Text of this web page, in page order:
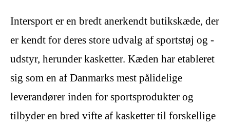
Intersport er en bredt anerkendt butikskæde, der
er kendt for deres store udvalg af sportstøj og -
udstyr, herunder kasketter. Kæden har etableret
sig som en af Danmarks mest pålidelige
leverandører inden for sportsprodukter og
tilbyder en bred vifte af kasketter til forskellige